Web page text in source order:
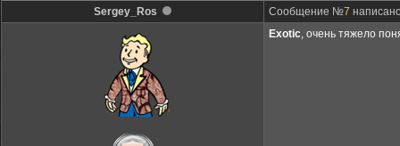
Sergey_Ros Сообщение №7
Exotic, очень тяжело